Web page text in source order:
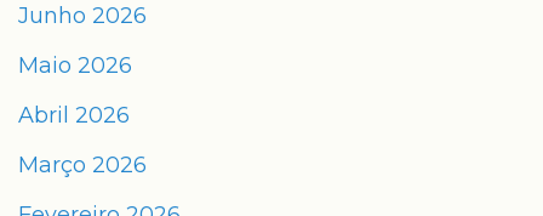
Junho 2026
Maio 2026
Abril 2026
Março 2026